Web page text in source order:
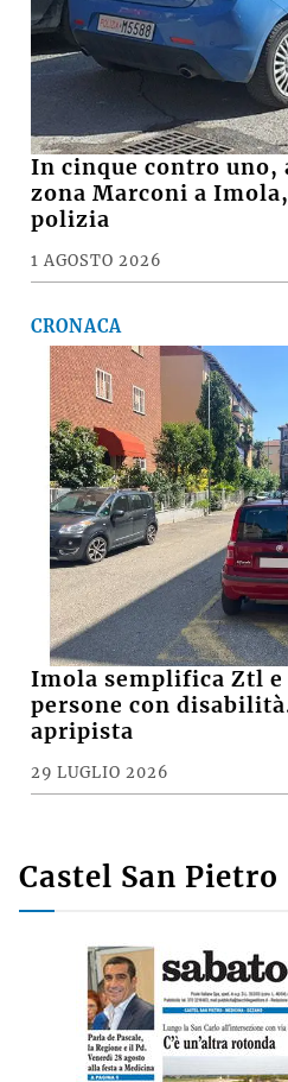
In cinque contro uno,
zona Marconi a
polizia
1 AGOSTO 2026
CRONACA
Imola semplifica Ztl e
persone con
apripista
29 LUGLIO 2026
Castel San Pietro